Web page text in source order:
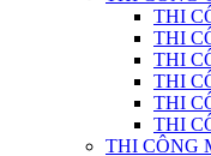
THI
THI
THI
THI
THI
THI
THI CÔNG